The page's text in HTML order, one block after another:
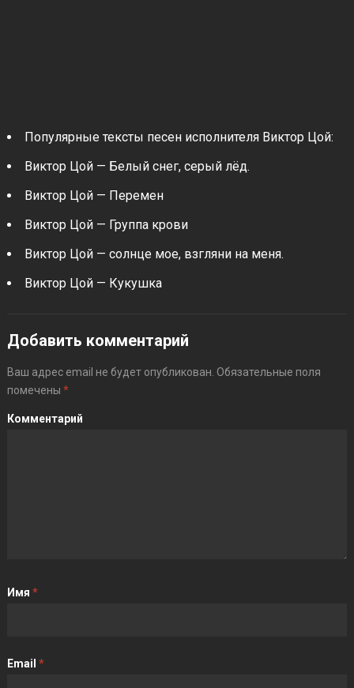
Популярные тексты песен исполнителя Виктор Цой:
Виктор Цой — Белый снег, серый лёд.
Виктор Цой — Перемен
Виктор Цой — Группа крови
Виктор Цой — солнце мое, взгляни на меня.
Виктор Цой — Кукушка
Добавить комментарий
Ваш адрес email не будет опубликован. Обязательные поля
помечены *
Комментарий
Имя *
Email *